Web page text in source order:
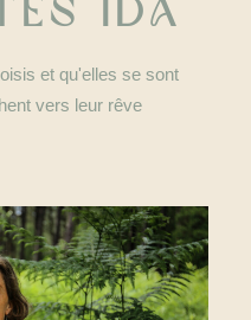
Ida
et qu'elles se sont
vers leur rêve